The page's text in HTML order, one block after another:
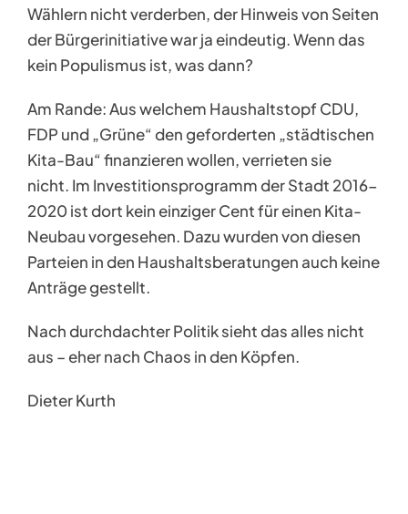
Wählern nicht verderben, der Hinweis von Seiten
der Bürgerinitiative war ja eindeutig. Wenn das
kein Populismus ist, was dann?
Am Rande: Aus welchem Haushaltstopf CDU,
FDP und „Grüne“ den geforderten „städtischen
Kita-Bau“ finanzieren wollen, verrieten sie
nicht. Im Investitionsprogramm der Stadt 2016-
2020 ist dort kein einziger Cent für einen Kita-
Neubau vorgesehen. Dazu wurden von diesen
Parteien in den Haushaltsberatungen auch keine
Anträge gestellt.
Nach durchdachter Politik sieht das alles nicht
aus – eher nach Chaos in den Köpfen.
Dieter Kurth